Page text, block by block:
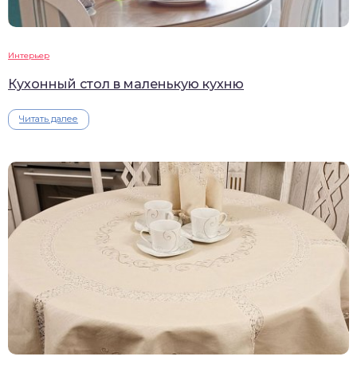
Интерьер
Кухонный стол в маленькую кухню
Читать далее